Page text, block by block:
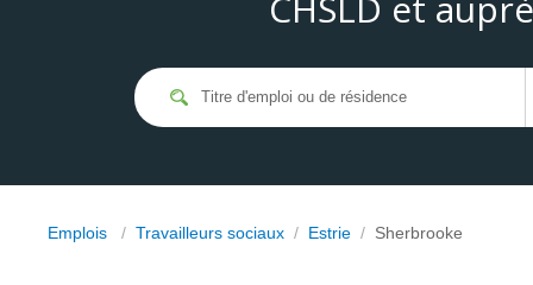
Emplois / Travailleurs sociaux / Estrie / Sherbrooke